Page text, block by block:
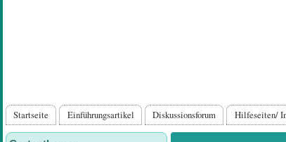
Hauptnavigation
Startseite Einführungsartikel Diskussionsforum Hilfeseiten/